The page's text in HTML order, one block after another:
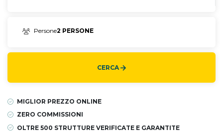
Persone2 PERSONE
CERCA
MIGLIOR PREZZO ONLINE
ZERO COMMISSIONI
OLTRE 500 STRUTTURE VERIFICATE E GARANTITE